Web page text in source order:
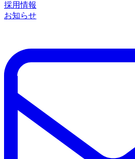
採用情報
お知らせ